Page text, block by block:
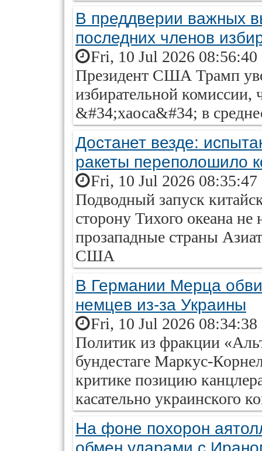
В преддверии важных
последних членов
Fri, 10 Jul 2026 08:56:40
Президент США Трамп
избирательной комиссии,
&#34;хаоса&#34; в
Достанет везде:
ракеты переполошило
Fri, 10 Jul 2026 08:35:47
Подводный запуск
сторону Тихого океана
прозападные страны
США
В Германии Мерца
немцев из-за Украины
Fri, 10 Jul 2026 08:34:38
Политик из фракции
бундестаге Маркус-
критике позицию
касательно украинского
На фоне похорон